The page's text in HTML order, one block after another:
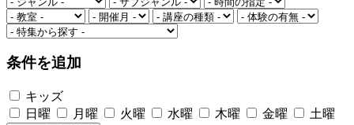
条件を追加
キッズ
日曜
月曜 火曜 水曜 木曜 金曜 土曜